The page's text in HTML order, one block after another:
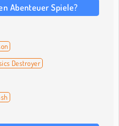
Abenteuer Spiele?
Destroyer